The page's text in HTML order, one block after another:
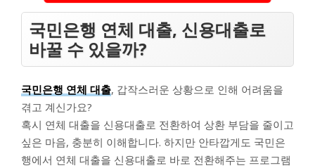
국민은행 연체 대출, 신용대출로
바꿀 수 있을까?
국민은행 연체 대출, 갑작스러운 상황으로 인해 어려움을
겪고 계신가요?
혹시 연체 대출을 신용대출로 전환하여 상환 부담을 줄이고
싶은 마음, 충분히 이해합니다. 하지만 안타깝게도 국민은
행에서 연체 대출을 신용대출로 바로 전환해주는 프로그램